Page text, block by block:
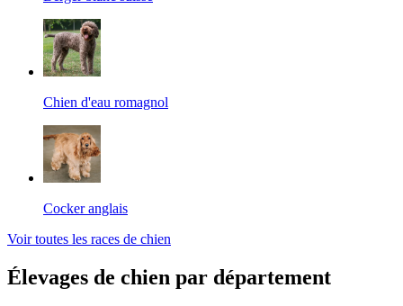
Chien d'eau romagnol
Cocker anglais
Voir toutes les races de chien
Élevages de chien par département